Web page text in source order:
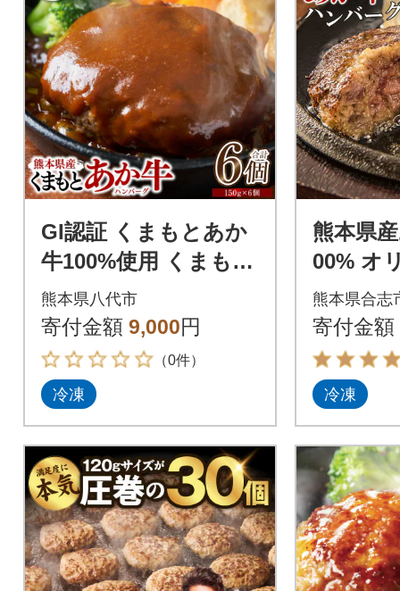
GI認証 くまもとあか
牛100%使用 くまもと
あか牛ハンバーグ 150
g×6個_229-6705
熊本県八代市
寄付金額 9,000円
（0件）
冷凍
熊本県
00% オ
バーグ
利な個
熊本県合志
寄付金額
冷凍